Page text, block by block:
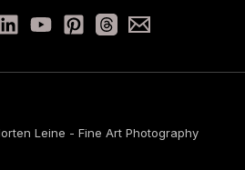
Leine - Fine Art Photography